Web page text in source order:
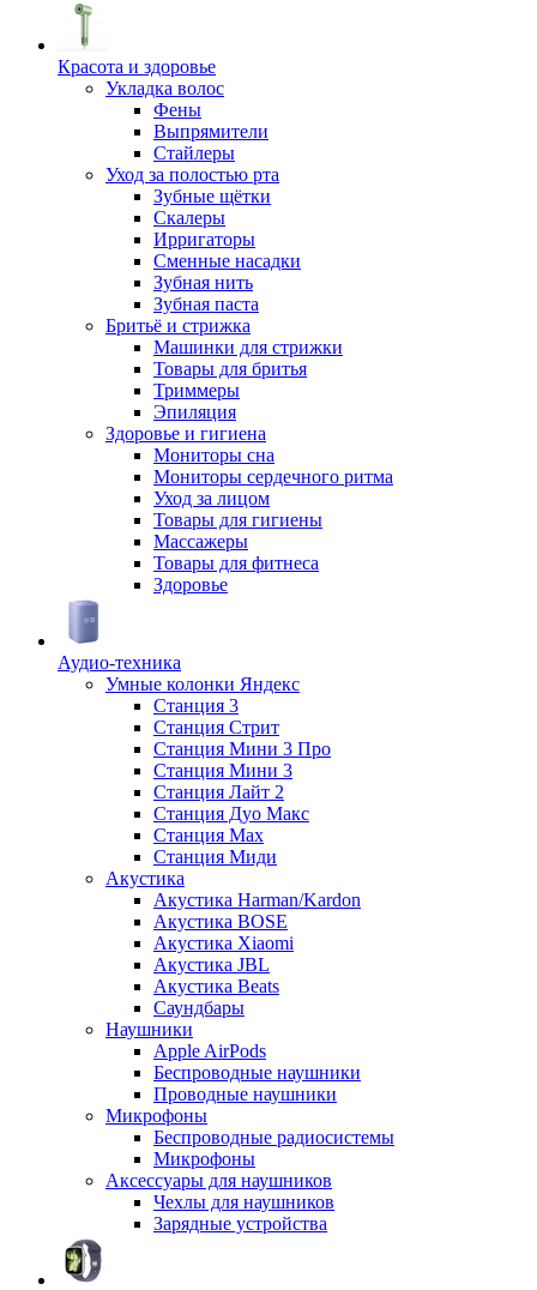
Красота и здоровье
Укладка волос
Фены
Выпрямители
Стайлеры
Уход за полостью рта
Зубные щётки
Скалеры
Ирригаторы
Сменные насадки
Зубная нить
Зубная паста
Бритьё и стрижка
Машинки для стрижки
Товары для бритья
Триммеры
Эпиляция
Здоровье и гигиена
Мониторы сна
Мониторы сердечного ритма
Уход за лицом
Товары для гигиены
Массажеры
Товары для фитнеса
Здоровье
Аудио-техника
Умные колонки Яндекс
Станция 3
Станция Стрит
Станция Мини 3 Про
Станция Мини 3
Станция Лайт 2
Станция Дуо Макс
Станция Max
Станция Миди
Акустика
Акустика Harman/Kardon
Акустика BOSE
Акустика Xiaomi
Акустика JBL
Акустика Beats
Саундбары
Наушники
Apple AirPods
Беспроводные наушники
Проводные наушники
Микрофоны
Беспроводные радиосистемы
Микрофоны
Аксессуары для наушников
Чехлы для наушников
Зарядные устройства